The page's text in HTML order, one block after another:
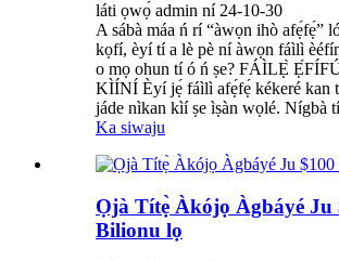
láti ọwọ́ admin ní 24-10-30
A sábà máa ń rí “àwọn ihò afẹ́fẹ́”
kọfí, èyí tí a lè pè ní àwọn fáìlì
o mọ ohun tí ó ń ṣe? FÁÌLẸ̀
KÌÍNÍ Èyí jẹ́ fáìlì afẹ́fẹ́ kékeré kan
jáde nìkan kìí ṣe ìṣàn wọlé. Nígbà
Ka siwaju
Ọjà Títẹ̀ Àkójọ Àgbáyé Ju
Bilionu lọ